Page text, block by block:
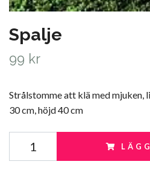
Spalje
99 kr
Strålstomme att klä med mjuken,
30 cm, höjd 40 cm